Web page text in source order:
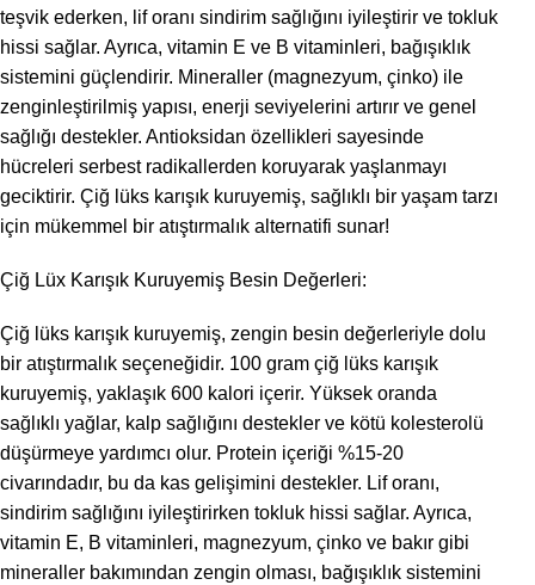
teşvik ederken, lif oranı sindirim sağlığını iyileştirir ve tokluk
hissi sağlar. Ayrıca, vitamin E ve B vitaminleri, bağışıklık
sistemini güçlendirir. Mineraller (magnezyum, çinko) ile
zenginleştirilmiş yapısı, enerji seviyelerini artırır ve genel
sağlığı destekler. Antioksidan özellikleri sayesinde
hücreleri serbest radikallerden koruyarak yaşlanmayı
geciktirir. Çiğ lüks karışık kuruyemiş, sağlıklı bir yaşam tarzı
için mükemmel bir atıştırmalık alternatifi sunar!
Çiğ Lüx Karışık Kuruyemiş Besin Değerleri:
Çiğ lüks karışık kuruyemiş, zengin besin değerleriyle dolu
bir atıştırmalık seçeneğidir. 100 gram çiğ lüks karışık
kuruyemiş, yaklaşık 600 kalori içerir. Yüksek oranda
sağlıklı yağlar, kalp sağlığını destekler ve kötü kolesterolü
düşürmeye yardımcı olur. Protein içeriği %15-20
civarındadır, bu da kas gelişimini destekler. Lif oranı,
sindirim sağlığını iyileştirirken tokluk hissi sağlar. Ayrıca,
vitamin E, B vitaminleri, magnezyum, çinko ve bakır gibi
mineraller bakımından zengin olması, bağışıklık sistemini